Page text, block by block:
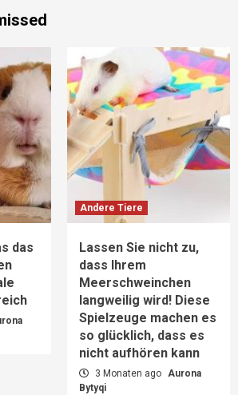
das
Andere Tiere
Lassen Sie nicht zu,
dass Ihrem
Meerschweinchen
langweilig wird! Diese
Spielzeuge machen es
so glücklich, dass es
nicht aufhören kann
3 Monaten ago Aurona
Bytyqi